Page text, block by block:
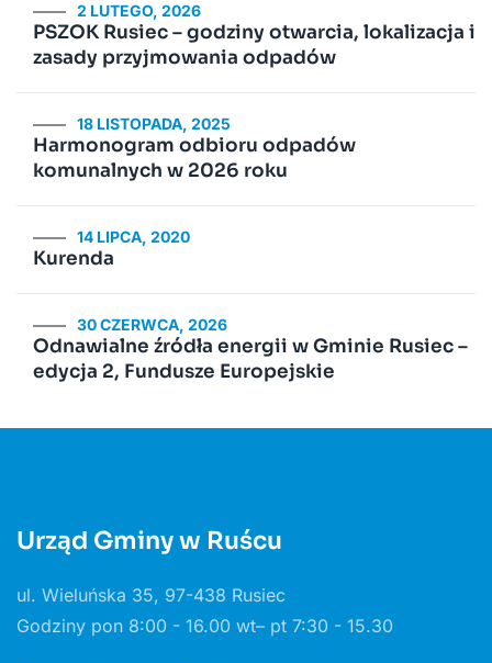
2 LUTEGO, 2026
PSZOK Rusiec – godziny otwarcia, lokalizacja i
zasady przyjmowania odpadów
18 LISTOPADA, 2025
Harmonogram odbioru odpadów
komunalnych w 2026 roku
14 LIPCA, 2020
Kurenda
30 CZERWCA, 2026
Odnawialne źródła energii w Gminie Rusiec –
edycja 2, Fundusze Europejskie
Urząd Gminy w Ruścu
ul. Wieluńska 35, 97-438 Rusiec
Godziny pon 8:00 - 16.00 wt– pt 7:30 - 15.30